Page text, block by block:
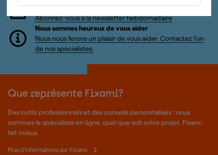
Bulletin
Abonnez-vous à la newsletter hebdomadaire
Nous sommes heureux de vous aider
Nous nous ferons un plaisir de vous aider. Contactez l'un
de nos spécialistes.
Que représente Fixami?
Des outils professionnels et des conseils personnalisés : nous
sommes le spécialiste en ligne, quel que soit votre projet. Fixami
fait mieux.
Plus d'informations sur Fixami